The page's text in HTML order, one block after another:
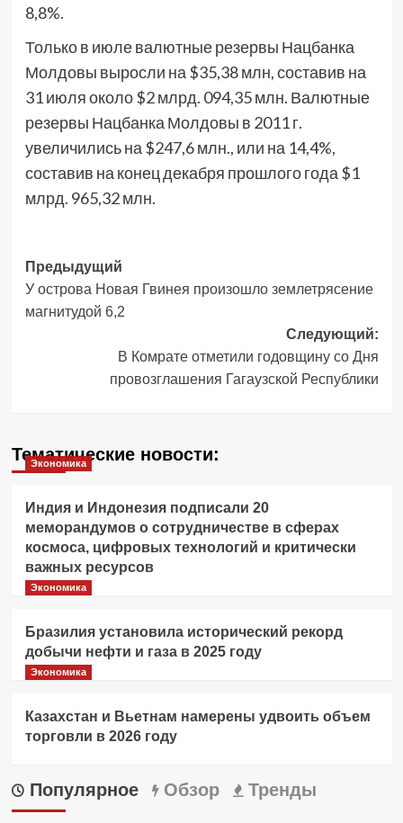
8,8%.
Только в июле валютные резервы Нацбанка
Молдовы выросли на $35,38 млн, составив на
31 июля около $2 млрд. 094,35 млн. Валютные
резервы Нацбанка Молдовы в 2011 г.
увеличились на $247,6 млн., или на 14,4%,
составив на конец декабря прошлого года $1
млрд. 965,32 млн.
Навигация
записи
Предыдущий
У острова Новая Гвинея произошло землетрясение
магнитудой 6,2
Следующий:
В Комрате отметили годовщину со Дня
провозглашения Гагаузской Республики
Тематические новости:
Экономика
Индия и Индонезия подписали 20
меморандумов о сотрудничестве в сферах
космоса, цифровых технологий и критически
важных ресурсов
Экономика
Бразилия установила исторический рекорд
добычи нефти и газа в 2025 году
Экономика
Казахстан и Вьетнам намерены удвоить объем
торговли в 2026 году
Популярное Обзор Тренды